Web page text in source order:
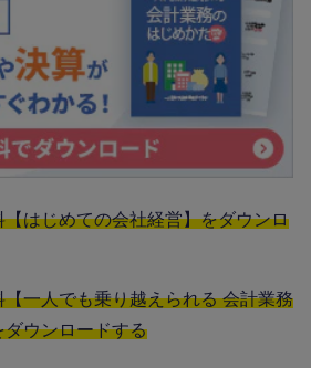
はじめての会社経営】をダウンロ
一人でも乗り越えられる 会計業務
ウンロードする